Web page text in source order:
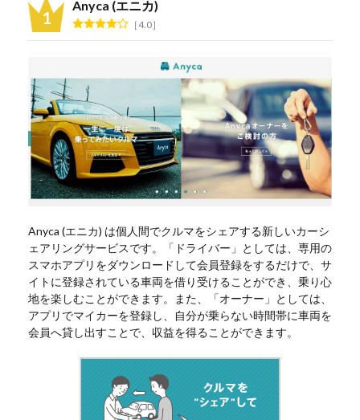
Anyca (エニカ)
4.0
Anyca (エニカ) は個人間でクルマをシェアする新しいカーシ
ェアリングサービスです。「ドライバー」としては、専用の
スマホアプリをダウンロードして会員登録をするだけで、サ
イトに登録されている車両を借り受けることができ、乗り心
地を楽しむことができます。また、「オーナー」としては、
アプリでマイカーを登録し、自分が乗らない時間帯に車両を
会員へ貸し出すことで、収益を得ることができます。